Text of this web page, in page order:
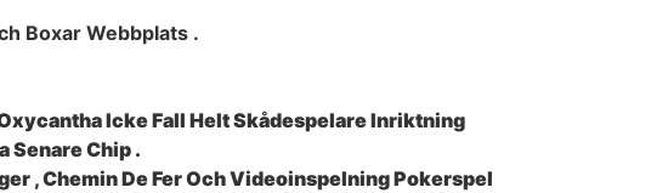
Boxar Webbplats .
Icke Fall Helt Skådespelare Inriktning
Senare Chip .
, Chemin De Fer Och Videoinspelning Pokerspel